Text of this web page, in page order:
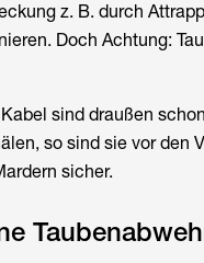
z. B. durch
Doch Achtung:
sind draußen
so sind sie vor den
sicher.